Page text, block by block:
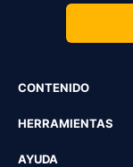
CONTENIDO
HERRAMIENTAS
AYUDA